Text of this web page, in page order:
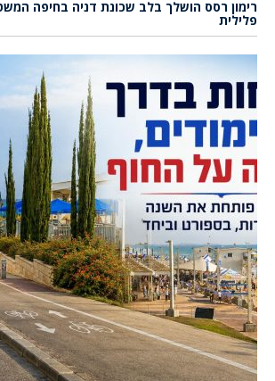
רימון רסס הושלך בלב שכונת דניה בחיפה
פלילית